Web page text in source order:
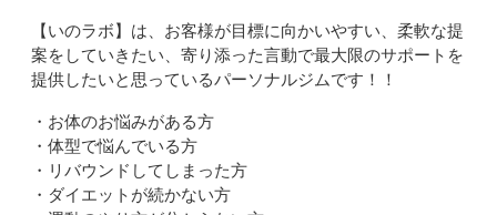
【いのラボ】は、お客様が目標に向かいやすい、柔軟な提
案をしていきたい、寄り添った言動で最大限のサポートを
提供したいと思っているパーソナルジムです！！
・お体のお悩みがある方
・体型で悩んでいる方
・リバウンドしてしまった方
・ダイエットが続かない方